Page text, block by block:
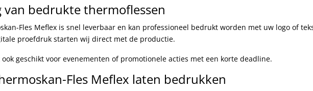
van bedrukte thermoflessen
Fles Meflex is snel leverbaar en kan professioneel bedrukt worden met uw logo of
proefdruk starten wij direct met de productie.
geschikt voor evenementen of promotionele acties met een korte deadline.
Fles Meflex laten bedrukken